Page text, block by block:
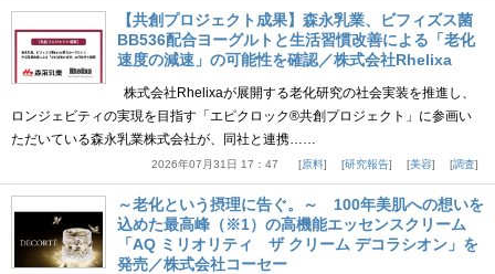
【共創プロジェクト成果】森永乳業、ビフィズス菌
BB536配合ヨーグルトと生活習慣改善による「老化
速度の減速」の可能性を確認／株式会社Rhelixa
株式会社Rhelixaが展開する老化研究の社会実装を推進し、
ロンジェビティの実現を目指す「エピクロック®共創プロジェクト」に参画い
ただいている森永乳業株式会社が、同社と連携……
2026年07月31日 17：47 原料 研究報告 美容 調査
～老化という摂理に告ぐ。～ 100年美肌への想いを
込めた最高峰（※1）の高機能エッセンスクリーム
「AQ ミリオリティ ザ クリーム デコラシオン」を
発売／株式会社コーセー